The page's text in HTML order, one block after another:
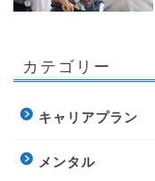
カテゴリー
キャリアプラン
メンタル